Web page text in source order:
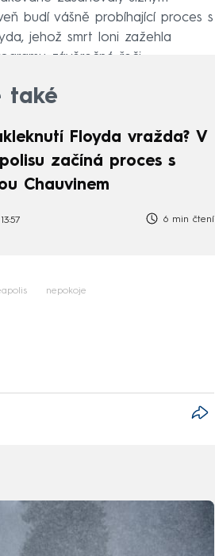
budí vášně probíhající proces s
jehož smrt loni zažehla
závěrečné řeči.
také
Floyda vražda? V
začíná proces s
Chauvinem
6 min čtení
nepokoje